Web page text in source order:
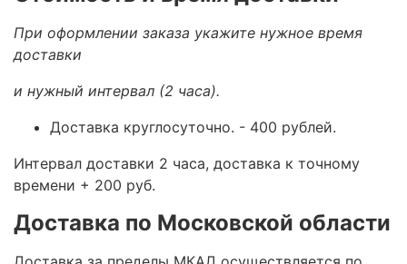
При оформлении заказа укажите нужное время
доставки
и нужный интервал (2 часа).
Доставка круглосуточно. - 400 рублей.
Интервал доставки 2 часа, доставка к точному
времени + 200 руб.
Доставка по Московской области